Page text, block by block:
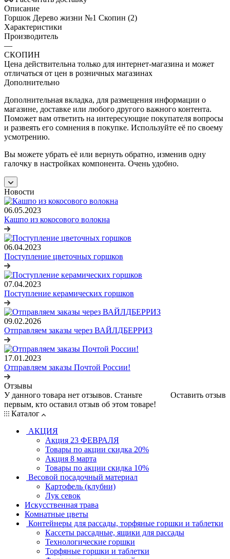
Описание
Горшок Дерево жизни №1 Скопин (2)
Характеристики
Производитель
—
СКОПИН
Цена действительна только для интернет-магазина и может
отличаться от цен в розничных магазинах
Дополнительно
Дополнительная вкладка, для размещения информации о
магазине, доставке или любого другого важного контента.
Поможет вам ответить на интересующие покупателя вопросы
и развеять его сомнения в покупке. Используйте её по своему
усмотрению.
Вы можете убрать её или вернуть обратно, изменив одну
галочку в настройках компонента. Очень удобно.
Новости
06.05.2023
Кашпо из кокосового волокна
06.04.2023
Поступление цветочных горшков
07.04.2023
Поступление керамических горшков
09.02.2026
Отправляем заказы через ВАЙЛДБЕРРИЗ
17.01.2023
Отправляем заказы Почтой России!
Отзывы
Оставить отзыв
У данного товара нет отзывов. Станьте
первым, кто оставил отзыв об этом товаре!
Каталог
АКЦИЯ
Акция 23 ФЕВРАЛЯ
Товары по акции скидка 20%
Акция 8 марта
Товары по акции скидка 10%
Весовой посадочный материал
Картофель (клубни)
Лук севок
Искусственная трава
Комнатные цветы
Контейнеры для рассады, торфяные горшки и таблетки
Кассеты рассадные, ящики для рассады
Технологические горшки
Торфяные горшки и таблетки